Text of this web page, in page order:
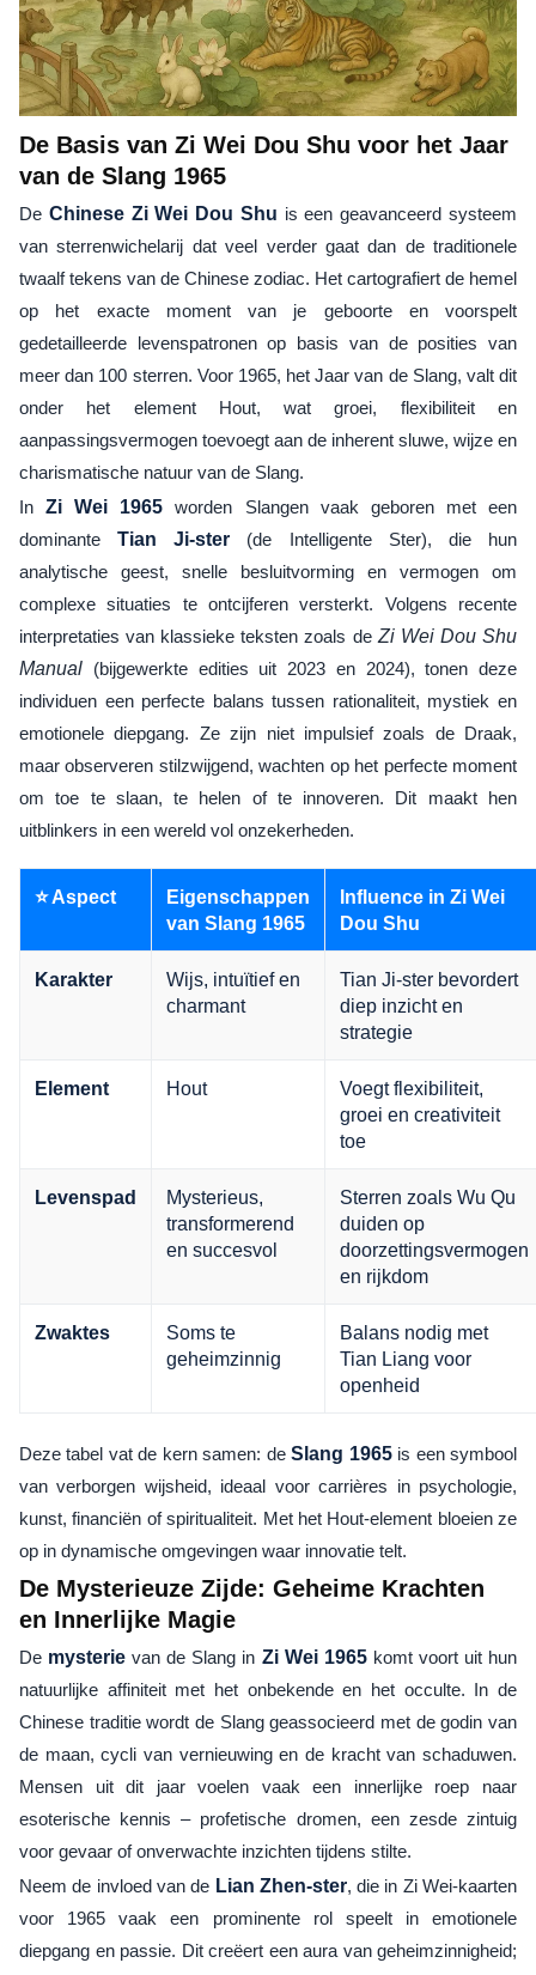
De Basis van Zi Wei Dou Shu voor het Jaar
van de Slang 1965
De Chinese Zi Wei Dou Shu is een geavanceerd systeem
van sterrenwichelarij dat veel verder gaat dan de traditionele
twaalf tekens van de Chinese zodiac. Het cartografiert de hemel
op het exacte moment van je geboorte en voorspelt
gedetailleerde levenspatronen op basis van de posities van
meer dan 100 sterren. Voor 1965, het Jaar van de Slang, valt dit
onder het element Hout, wat groei, flexibiliteit en
aanpassingsvermogen toevoegt aan de inherent sluwe, wijze en
charismatische natuur van de Slang.
InZi Wei 1965 worden Slangen vaak geboren met een
dominanteTian Ji-ster (de Intelligente Ster), die hun
analytische geest, snelle besluitvorming en vermogen om
complexe situaties te ontcijferen versterkt. Volgens recente
interpretaties van klassieke teksten zoals de Zi Wei Dou Shu
Manual (bijgewerkte edities uit 2023 en 2024), tonen deze
individuen een perfecte balans tussen rationaliteit, mystiek en
emotionele diepgang. Ze zijn niet impulsief zoals de Draak,
maar observeren stilzwijgend, wachten op het perfecte moment
om toe te slaan, te helen of te innoveren. Dit maakt hen
uitblinkers in een wereld vol onzekerheden.
⭐ Aspect
Eigenschappen
van Slang 1965
Influence in Zi Wei
Dou Shu
Karakter
Wijs, intuïtief en
charmant
Tian Ji-ster bevordert
diep inzicht en
strategie
Element Hout
Voegt flexibiliteit,
groei en creativiteit
toe
Levenspad
Mysterieus,
transformerend
en succesvol
Sterren zoals Wu Qu
duiden op
doorzettingsvermogen
en rijkdom
Zwaktes
Soms te
geheimzinnig
Balans nodig met
Tian Liang voor
openheid
Deze tabel vat de kern samen: deSlang 1965is een symbool
van verborgen wijsheid, ideaal voor carrières in psychologie,
kunst, financiën of spiritualiteit. Met het Hout-element bloeien ze
op in dynamische omgevingen waar innovatie telt.
De Mysterieuze Zijde: Geheime Krachten
en Innerlijke Magie
De mysterie van de Slang in Zi Wei 1965komt voort uit hun
natuurlijke affiniteit met het onbekende en het occulte. In de
Chinese traditie wordt de Slang geassocieerd met de godin van
de maan, cycli van vernieuwing en de kracht van schaduwen.
Mensen uit dit jaar voelen vaak een innerlijke roep naar
esoterische kennis – profetische dromen, een zesde zintuig
voor gevaar of onverwachte inzichten tijdens stilte.
Neem de invloed van de Lian Zhen-ster, die in Zi Wei-kaarten
voor 1965 vaak een prominente rol speelt in emotionele
diepgang en passie. Dit creëert een aura van geheimzinnigheid;